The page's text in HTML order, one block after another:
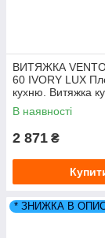
ВИТЯЖКА
60 IVORY LUX
кухню. Витяжка
Україні.
В наявності
2 871 ₴
* ЗНИЖКА В